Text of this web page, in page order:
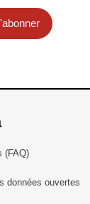
(FAQ)
données ouvertes